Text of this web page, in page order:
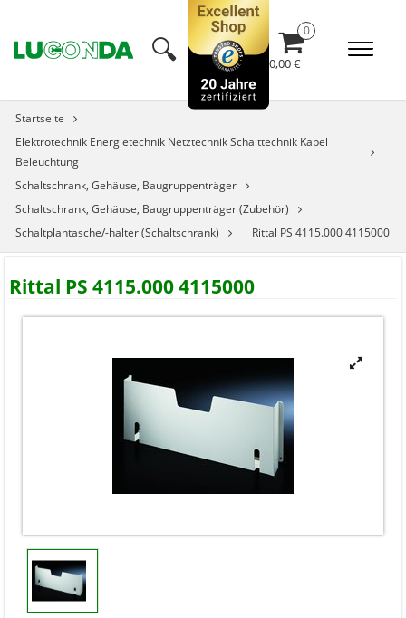
🔍︎ 0,00 €
Startseite
Elektrotechnik Energietechnik Netztechnik Schalttechnik Kabel
Beleuchtung
Schaltschrank, Gehäuse, Baugruppenträger
Schaltschrank, Gehäuse, Baugruppenträger (Zubehör)
Schaltplantasche/-halter (Schaltschrank)
Rittal PS 4115.000 4115000
Rittal PS 4115.000 4115000
